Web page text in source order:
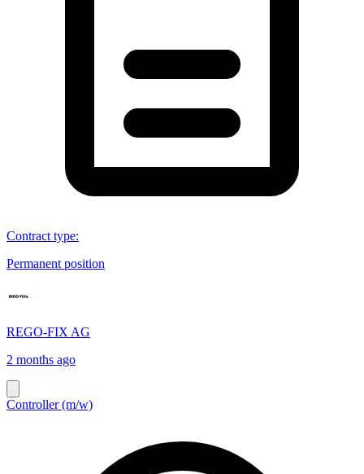
Contract type:
Permanent position
REGO-FIX AG
2 months ago
Controller (m/w)